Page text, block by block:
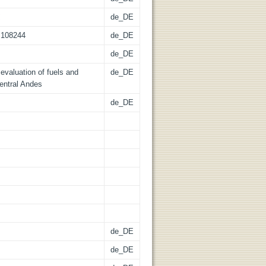
de_DE
de_DE
de_DE
of fuels and
Andes
de_DE
de_DE
de_DE
de_DE